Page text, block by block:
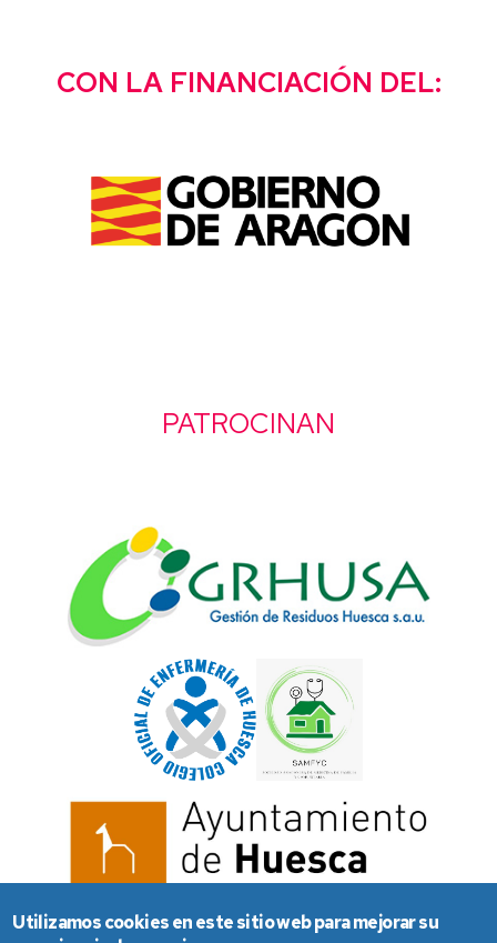
CON LA FINANCIACIÓN DEL:
PATROCINAN
Utilizamos cookies en este sitio web para mejorar su